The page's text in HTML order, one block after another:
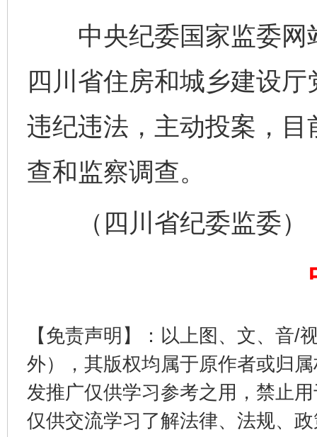
中央纪委国家监委网
四川省住房和城乡建设
违纪违法，主动投案，
查和监察调查。
（四川省纪委监委）
【免责声明】：以上图、文、音/
外），其版权均属于原作者或归
发推广仅供学习参考之用，禁止
仅供交流学习了解法律、法规、